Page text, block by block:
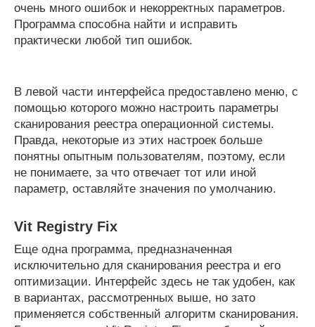
очень много ошибок и некорректных параметров.
Программа способна найти и исправить
практически любой тип ошибок.
В левой части интерфейса предоставлено меню, с
помощью которого можно настроить параметры
сканирования реестра операционной системы.
Правда, некоторые из этих настроек больше
понятны опытным пользователям, поэтому, если
не понимаете, за что отвечает тот или иной
параметр, оставляйте значения по умолчанию.
Vit Registry Fix
Еще одна программа, предназначенная
исключительно для сканирования реестра и его
оптимизации. Интерфейс здесь не так удобен, как
в вариантах, рассмотренных выше, но зато
применяется собственный алгоритм сканирования.